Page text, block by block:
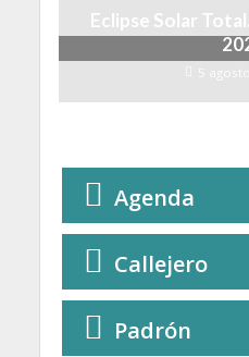
Eclipse Solar
5
Agenda
Callejero
Padrón